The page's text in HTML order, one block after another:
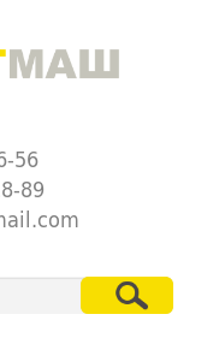
56
89